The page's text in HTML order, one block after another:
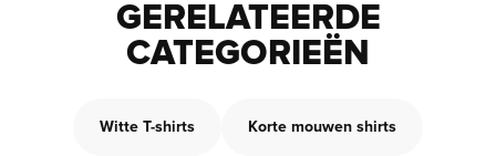
GERELATEERDE
CATEGORIEËN
Witte T-shirts Korte mouwen shirts